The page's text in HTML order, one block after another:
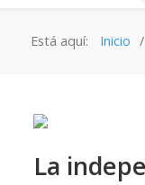
Está aquí: Inicio
La